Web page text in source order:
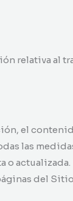
relativa al
el
las
o
del